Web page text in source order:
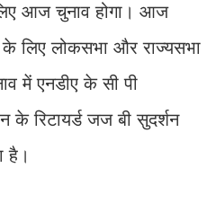
आज चुनाव होगा। आज
लिए लोकसभा और राज्यसभा
में एनडीए के सी पी
के रिटायर्ड जज बी सुदर्शन
है।